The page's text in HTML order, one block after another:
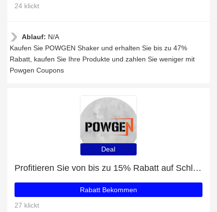
24 klickt
Ablauf: N/A
Kaufen Sie POWGEN Shaker und erhalten Sie bis zu 47%
Rabatt, kaufen Sie Ihre Produkte und zahlen Sie weniger mit
Powgen Coupons
Deal
Profitieren Sie von bis zu 15% Rabatt auf Schlankheitsgetränke in der Weihnachtszeit
Rabatt Bekommen
27 klickt